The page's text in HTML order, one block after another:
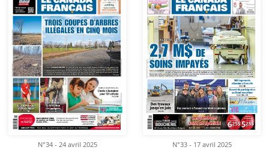
N°34 - 24 avril 2025 N°33 - 17 avril 2025